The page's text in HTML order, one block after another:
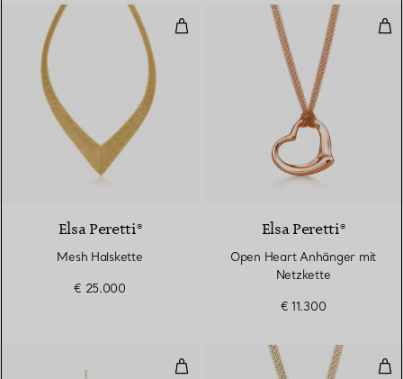
Mesh Halskette
Elsa Peretti®
Mesh Halskette
€ 25.000
Elsa Peretti®
Open Heart Anhänger mit
Netzkette
€ 11.300
Mesh Netzohrringe